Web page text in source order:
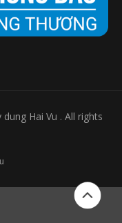
Hai Vu . All rights